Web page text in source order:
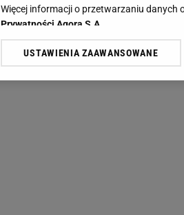
Więcej informacji o przetwarzaniu danych
Prywatności Agora S.A.
Klikając „Akceptuję” wyrażasz też zgodę
Zaufanych Partnerów i Agora S.A. na
USTAWIENIA ZAAWANSOWANE